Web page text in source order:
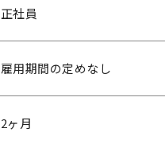
正社員
雇用期間の定めなし
2ヶ月